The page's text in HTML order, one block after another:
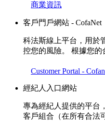
商業資訊
客戶門戶網站 - CofaNet
科法斯線上平台，用於
控您的風險。 根據您的
Customer Portal -
經紀人入口網站
專為經紀人提供的平台
客戶組合（在所有合法